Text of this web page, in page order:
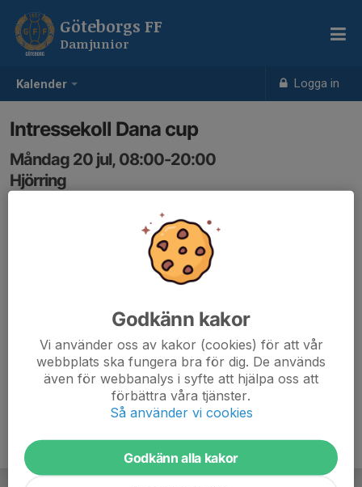
Kalender Logga in
Göteborgs FF
Damjunior
Intressekoll Dana cup
Måndag 20 jul, 08:00-20:00
Hjörring
Godkänn kakor
Vi använder oss av kakor (cookies) för att vår
webbplats ska fungera bra för dig. De används
även för webbanalys i syfte att hjälpa oss att
förbättra våra tjänster.
Så använder vi cookies
Godkänn alla kakor